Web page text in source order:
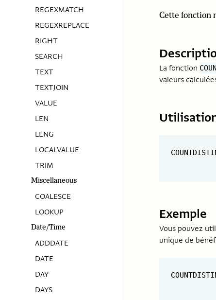
REGEXMATCH
REGEXREPLACE
RIGHT
SEARCH
TEXT
TEXTJOIN
VALUE
LEN
LENG
LOCALVALUE
TRIM
Miscellaneous
COALESCE
LOOKUP
Date/Time
ADDDATE
DATE
DAY
DAYS
Cette fonction
La fonction
valeurs
Exemple
Vous pouvez
unique de